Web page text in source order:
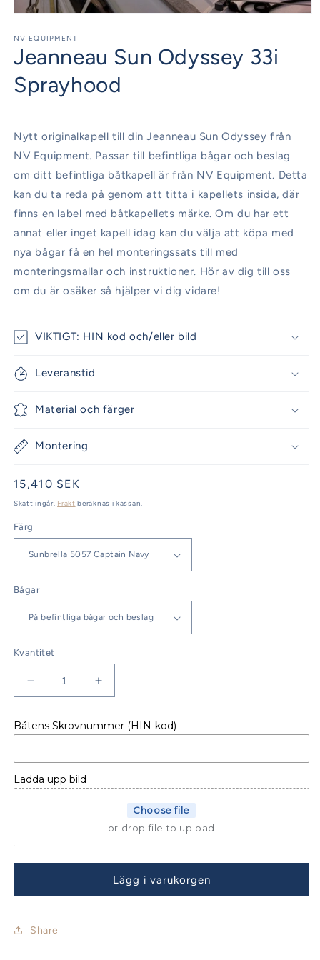
1
modalfönster
NV EQUIPMENT
Jeanneau Sun Odyssey 33i
Sprayhood
Nytt originalkapell till din Jeanneau Sun Odyssey från
NV Equipment. Passar till befintliga bågar och beslag
om ditt befintliga båtkapell är från NV Equipment. Detta
kan du ta reda på genom att titta i kapellets insida, där
finns en label med båtkapellets märke. Om du har ett
annat eller inget kapell idag kan du välja att köpa med
nya bågar få en hel monteringssats till med
monteringsmallar och instruktioner. Hör av dig till oss
om du är osäker så hjälper vi dig vidare!
VIKTIGT: HIN kod och/eller bild
Leveranstid
Material och färger
Montering
Ordinarie
pris
15,410 SEK
Skatt ingår. Frakt beräknas i kassan.
Färg
Bågar
Kvantitet
Minska
kvantitet
Jeanneau
Odyssey
33i
Sprayhood
Öka
kvantitet
Jeanneau
Odyssey
Sprayhood
Båtens Skrovnummer (HIN-kod)
Ladda upp bild
Choose file
or drop file to upload
Lägg i varukorgen
Share